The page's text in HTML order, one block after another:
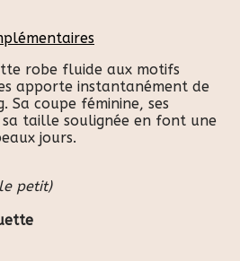
robe fluide aux motifs
apporte instantanément de
Sa coupe féminine, ses
taille soulignée en font une
jours.
petit)